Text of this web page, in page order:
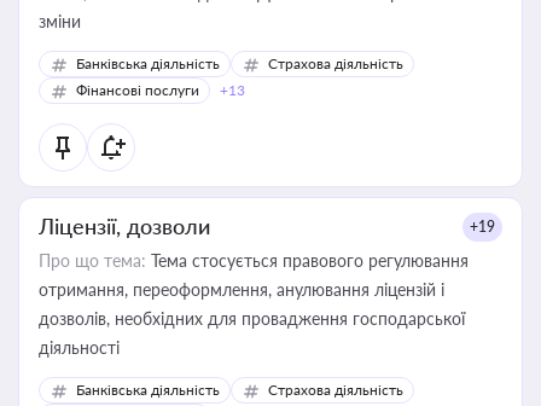
зміни
Банківська діяльність
Страхова діяльність
Фінансові послуги
+13
Ліцензії, дозволи +19
Про що тема: Тема стосується правового регулювання
отримання, переоформлення, анулювання ліцензій і
дозволів, необхідних для провадження господарської
діяльності
Банківська діяльність
Страхова діяльність